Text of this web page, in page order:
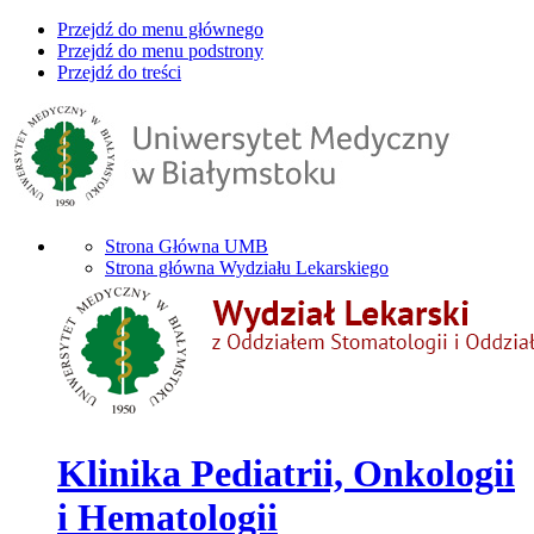
Przejdź do menu głównego
Przejdź do menu podstrony
Przejdź do treści
Strona Główna UMB
Strona główna Wydziału Lekarskiego
Klinika Pediatrii, Onkologii
i Hematologii